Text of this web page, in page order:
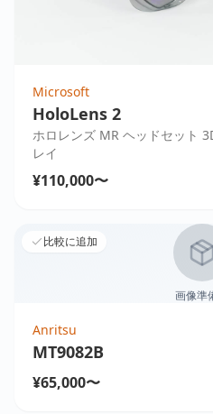
Microsoft
HoloLens 2
ホロレンズ MR ヘッドセット
レイ
¥110,000〜
比較に追加
画像準
Anritsu
MT9082B
¥65,000〜